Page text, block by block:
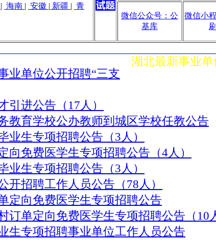
| 海南 | 安徽 | 新疆 | 青
微信公众号：公
基库
微信小
湖北最新事业
业单位公开招聘“三支
引进公告（17人）
教育学校公办教师到城区学校任教公告
业生专项招聘公告（3人）
向免费医学生专项招聘公告（4人）
业生专项招聘公告（3人）
开招聘工作人员公告（78人）
定向免费医学生专项招聘公告
订单定向免费医学生专项招聘公告（10
生专项招聘事业单位工作人员公告